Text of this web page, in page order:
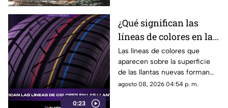
0:23
¿Qué significan las
líneas de colores en las
llantas nuevas?
Las líneas de colores que
aparecen sobre la superficie
de las llantas nuevas forman
parte del proceso de
agosto 08, 2026 04:54 p. m.